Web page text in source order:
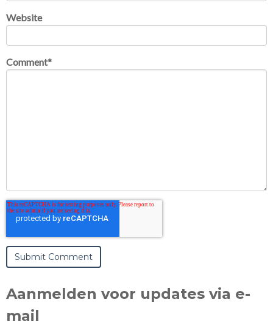
Website
Comment*
Aanmelden voor updates via e-
mail